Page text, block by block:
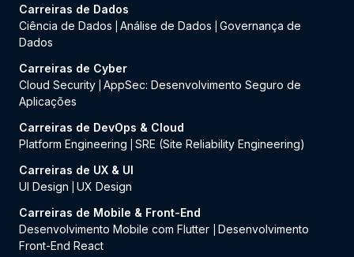
Carreiras de Dados
Ciência de Dados
Análise de Dados
Governança de
Dados
Carreiras de Cyber
Cloud Security AppSec: Desenvolvimento Seguro de
Aplicações
Carreiras de DevOps & Cloud
Platform Engineering
SRE (Site Reliability Engineering)
Carreiras de UX & UI
UI Design
UX Design
Carreiras de Mobile & Front-End
Desenvolvimento Mobile com Flutter
Desenvolvimento
Front-End React